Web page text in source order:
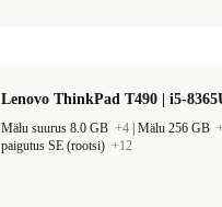
Lenovo ThinkPad T490 | i5-
Mälu suurus 8.0 GB +4 Mälu 256 GB
paigutus SE (rootsi) +12